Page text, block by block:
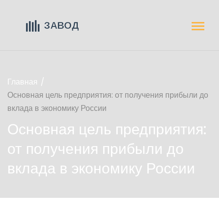
Главная
Основная цель предприятия: от получения прибыли до
вклада в экономику России
Основная цель предприятия:
от получения прибыли до
вклада в экономику России